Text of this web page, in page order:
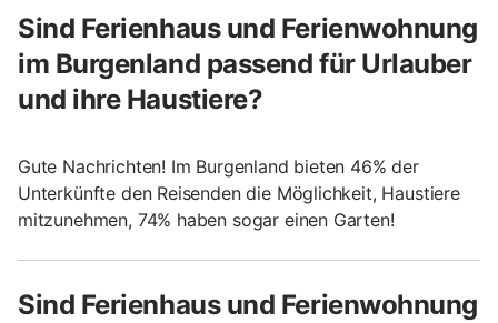
Sind Ferienhaus und Ferienwohnung
im Burgenland passend für Urlauber
und ihre Haustiere?
Gute Nachrichten! Im Burgenland bieten 46% der
Unterkünfte den Reisenden die Möglichkeit, Haustiere
mitzunehmen, 74% haben sogar einen Garten!
Sind Ferienhaus und Ferienwohnung